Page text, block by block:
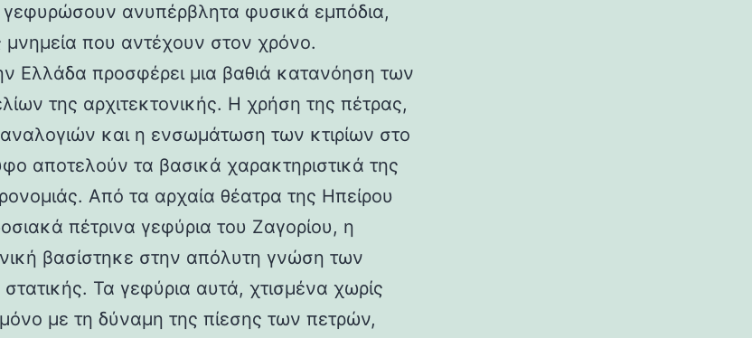
γεφυρώσουν ανυπέρβλητα φυσικά εμπόδια,
μνημεία που αντέχουν στον χρόνο.
Ελλάδα προσφέρει μια βαθιά κατανόηση των
της αρχιτεκτονικής. Η χρήση της πέτρας,
και η ενσωμάτωση των κτιρίων στο
αποτελούν τα βασικά χαρακτηριστικά της
Από τα αρχαία θέατρα της Ηπείρου
πέτρινα γεφύρια του Ζαγορίου, η
βασίστηκε στην απόλυτη γνώση των
Τα γεφύρια αυτά, χτισμένα χωρίς
με τη δύναμη της πίεσης των πετρών,